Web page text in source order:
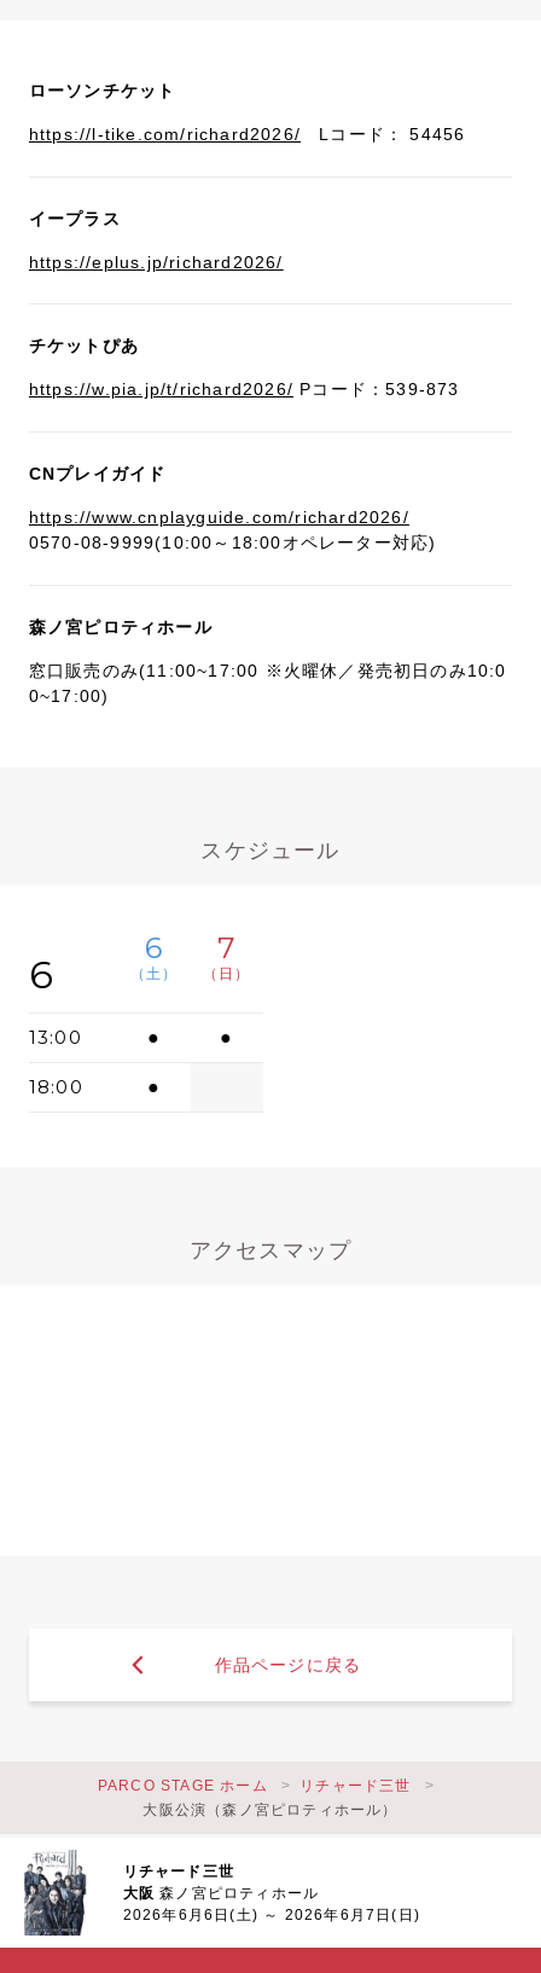
ローソンチケット
https://l-tike.com/richard2026/ Lコード： 54456
イープラス
https://eplus.jp/richard2026/
チケットぴあ
https://w.pia.jp/t/richard2026/ Pコード：539-873
CNプレイガイド
https://www.cnplayguide.com/richard2026/
0570-08-9999(10:00～18:00オペレーター対応)
森ノ宮ピロティホール
窓口販売のみ(11:00~17:00 ※火曜休／発売初日のみ10:0
0~17:00)
スケジュール
6
6
（土）
7
（日）
13:00 ● ●
18:00 ●
アクセスマップ
作品ページに戻る
リチャード三世
大阪森ノ宮ピロティホール
2026年6月6日(土) ～ 2026年6月7日(日)
PARCO STAGE ホーム
リチャード三世
大阪公演（森ノ宮ピロティホール）